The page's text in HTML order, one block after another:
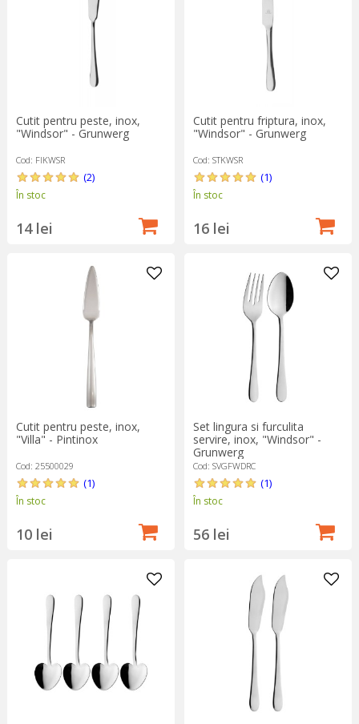
Cutit pentru peste, inox,
"Windsor" - Grunwerg
Cod: FIKWSR
(2)
În stoc
14 lei
Cutit pentru friptura, inox,
"Windsor" - Grunwerg
Cod: STKWSR
(1)
În stoc
16 lei
Cutit pentru peste, inox,
"Villa" - Pintinox
Cod: 25500029
(1)
În stoc
10 lei
Set lingura si furculita
servire, inox, "Windsor" -
Grunwerg
Cod: SVGFWDRC
(1)
În stoc
56 lei